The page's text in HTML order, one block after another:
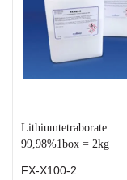
Lithiumtetraborate
99,98%1box = 2kg
FX-X100-2